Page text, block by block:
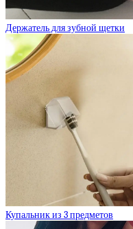
Держатель для зубной щетки
Купальник из 3 предметов